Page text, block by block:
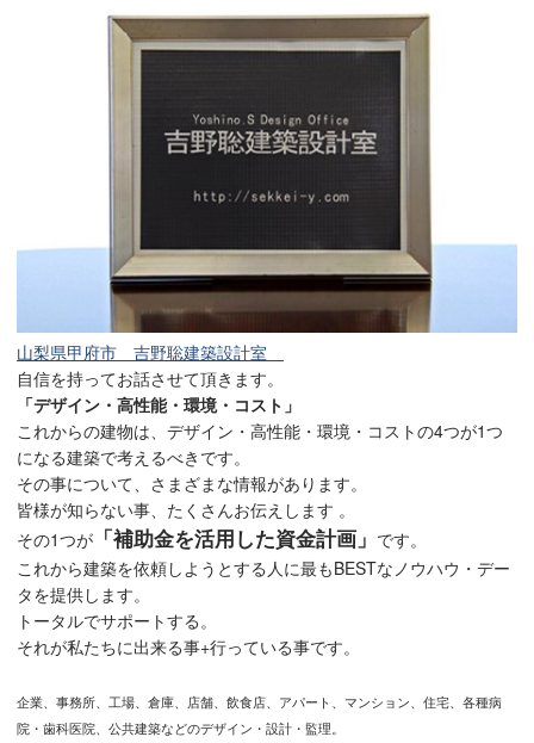
山梨県甲府市 吉野聡建築設計室
自信を持ってお話させて頂きます。
「デザイン・高性能・環境・コスト」
これからの建物は、デザイン・高性能・環境・コストの4つが1つ
になる建築で考えるべきです。
その事について、さまざまな情報があります。
皆様が知らない事、たくさんお伝えします 。
その1つが 「補助金を活用した資金計画」 です。
これから建築を依頼しようとする人に最もBESTなノウハウ・デー
タを提供します。
トータルでサポートする。
それが私たちに出来る事+行っている事です。
企業、事務所、工場、倉庫、店舗、飲食店、アパート、マンション、住宅、各種病
院・歯科医院、公共建築などのデザイン・設計・監理。